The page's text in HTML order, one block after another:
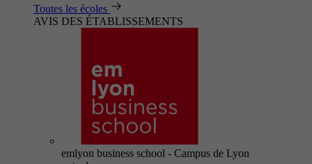
Toutes les écoles
AVIS DES ÉTABLISSEMENTS
emlyon business school - Campus de Lyon